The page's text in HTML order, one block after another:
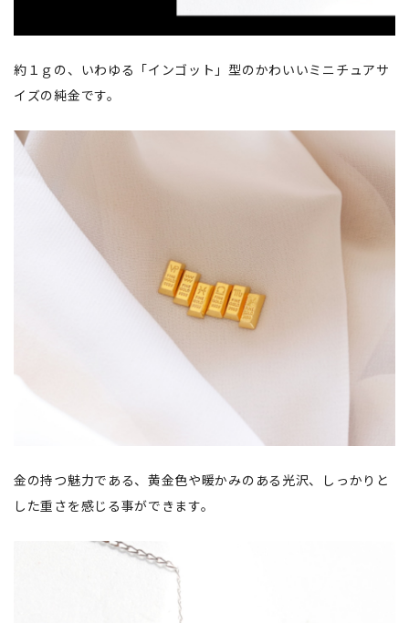
約１ｇの、いわゆる「インゴット」型のかわいいミニチュアサ
イズの純金です。
金の持つ魅力である、黄金色や暖かみのある光沢、しっかりと
した重さを感じる事ができます。